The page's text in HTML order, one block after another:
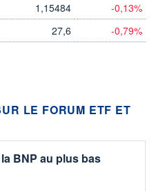
1,15484 -0,13%
27,6 -0,79%
LE FORUM ETF ET
BNP au plus bas